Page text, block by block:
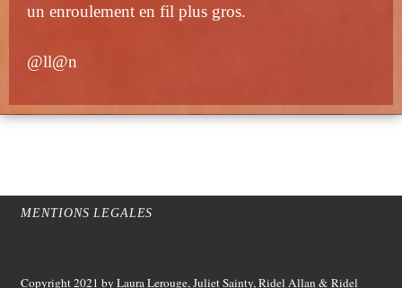
un enroulement en fil plus gros.
@ll@n
MENTIONS LEGALES
Copyright 2021 by Laura Lerouge, Juliet Sainty, Ridel Allan &Ridel